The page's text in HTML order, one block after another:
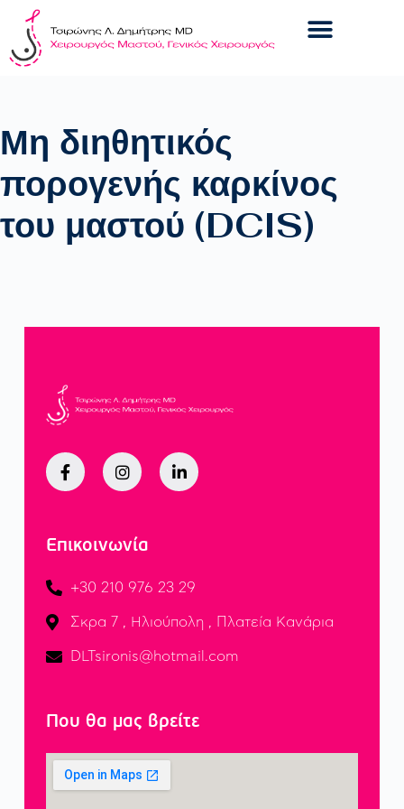
Μη διηθητικός
πορογενής καρκίνος
του μαστού (DCIS)
Επικοινωνία
+30 210 976 23 29
Σκρα 7 , Ηλιούπολη , Πλατεία Κανάρια
DLTsironis@hotmail.com
Που θα μας βρείτε